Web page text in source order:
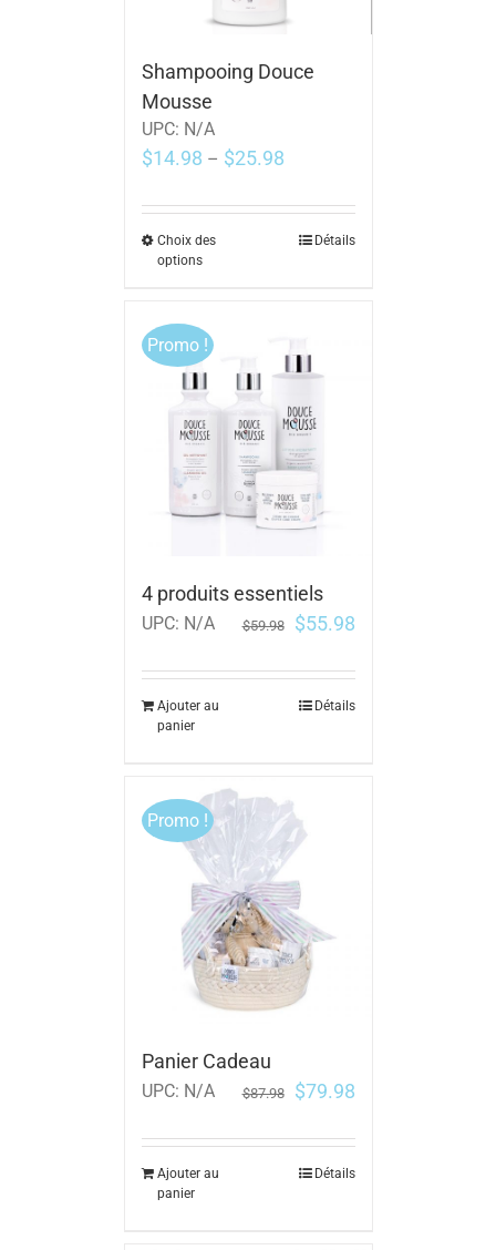
Shampooing Douce
Mousse
UPC: N/A
$14.98 – $25.98
Choix des
options
Détails
Promo !
4 produits essentiels
UPC: N/A $59.98 $55.98
Ajouter au
panier
Détails
Promo !
Panier Cadeau
UPC: N/A $87.98 $79.98
Ajouter au
panier
Détails